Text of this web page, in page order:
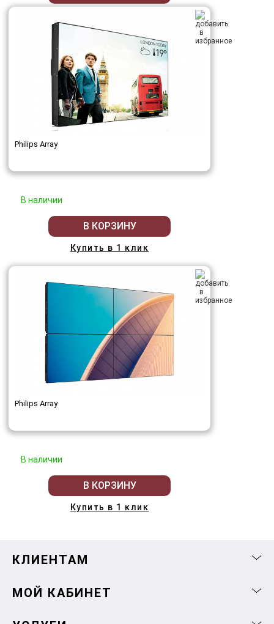
Philips Array
В наличии
В КОРЗИНУ
Купить в 1 клик
Philips Array
В наличии
В КОРЗИНУ
Купить в 1 клик
КЛИЕНТАМ
МОЙ КАБИНЕТ